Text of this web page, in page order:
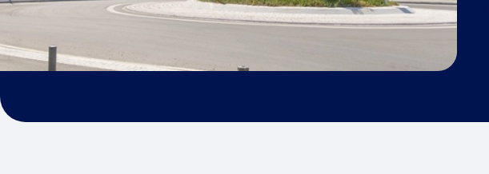
Weiterlesen